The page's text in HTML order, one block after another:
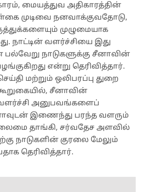
மையத்துவ அதிகாரத்தின்
முடிவை நனவாக்குவதோடு,
முழுமையாக
நாட்டின் வளர்ச்சியை இது
பல்வேறு நாடுகளுக்கு சீனாவின்
என்று தெரிவித்தார்.
மற்றும் ஒலிபரப்பு துறை
சீனாவின்
அனுபவங்களைப்
இணைந்து பரந்த வளரும்
தாங்கி, சர்வதேச அளவில்
நாடுகளின் குரலை மேலும்
தெரிவித்தார்.